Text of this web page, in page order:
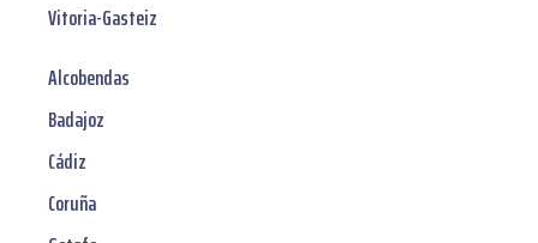
Vitoria-Gasteiz
Alcobendas
Badajoz
Cádiz
Coruña